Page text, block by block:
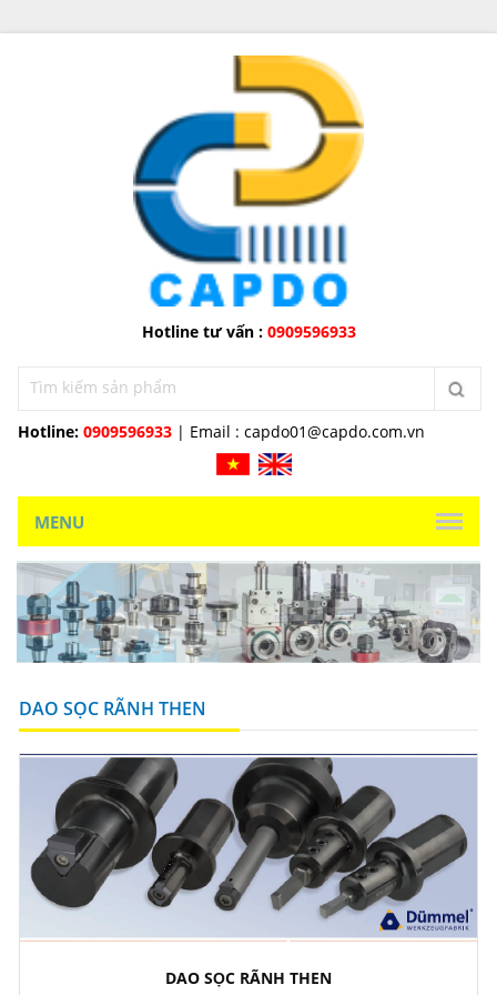
Hotline tư vấn : 0909596933
Hotline: 0909596933 | Email : capdo01@capdo.com.vn
MENU
DAO SỌC RÃNH THEN
DAO SỌC RÃNH THEN